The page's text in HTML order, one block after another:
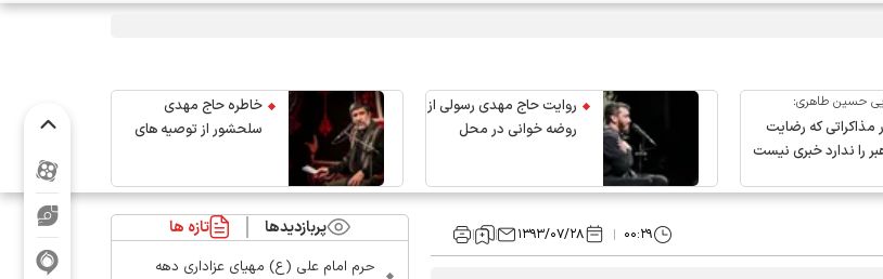
حسین طاهری:
مذاکراتی که رضایت
را ندارد خبری نیست
روایت حاج مهدی رسولی از
روضه خوانی در محل
خاطره حاج مهدی
سلحشور از توصیه های
۰۰:۲۹ ۱۳۹۳/۰۷/۲۸ پربازدیدها تازه ها
حرم امام علی (ع) مهیای عزاداری دهه